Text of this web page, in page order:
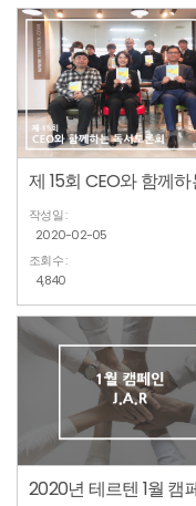
작성일 :
2020-02-05
조회수 :
4,840
2020년 테르텐 1월 캠